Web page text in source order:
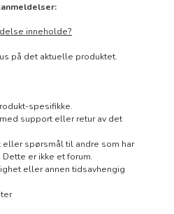
inneholde?
på det aktuelle produktet.
spesifikke.
support eller retur av det
spørsmål til andre som har
er ikke et forum.
eller annen tidsavhengig